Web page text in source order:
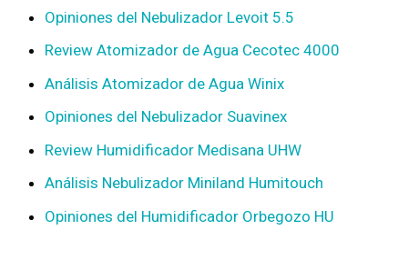
Opiniones del Nebulizador Levoit 5.5
Review Atomizador de Agua Cecotec 4000
Análisis Atomizador de Agua Winix
Opiniones del Nebulizador Suavinex
Review Humidificador Medisana UHW
Análisis Nebulizador Miniland Humitouch
Opiniones del Humidificador Orbegozo HU